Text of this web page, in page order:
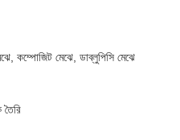
কম্পোজিট মেঝে, ডাব্লুপিসি মেঝে
তৈরি